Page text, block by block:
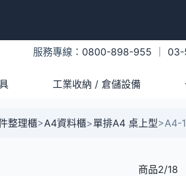
服務專線： 0800-898-955 03-
工業收納 / 倉儲設備
整理櫃>A4資料櫃>單排A4 桌上型>A4-
商品2/18